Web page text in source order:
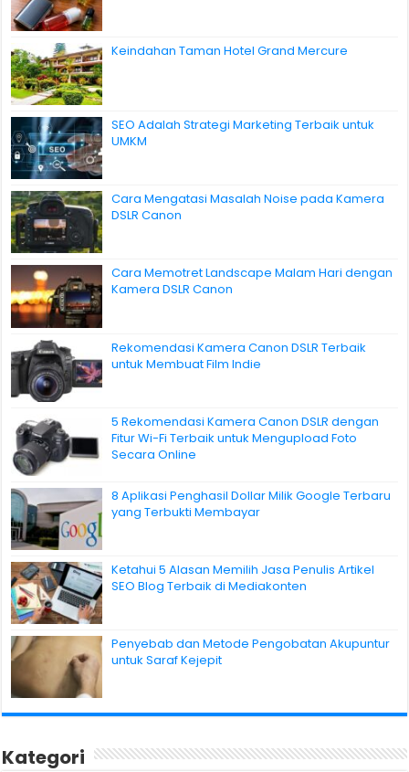
Keindahan Taman Hotel Grand Mercure
SEO Adalah Strategi Marketing Terbaik untuk
UMKM
Cara Mengatasi Masalah Noise pada Kamera
DSLR Canon
Cara Memotret Landscape Malam Hari dengan
Kamera DSLR Canon
Rekomendasi Kamera Canon DSLR Terbaik
untuk Membuat Film Indie
5 Rekomendasi Kamera Canon DSLR dengan
Fitur Wi-Fi Terbaik untuk Mengupload Foto
Secara Online
8 Aplikasi Penghasil Dollar Milik Google Terbaru
yang Terbukti Membayar
Ketahui 5 Alasan Memilih Jasa Penulis Artikel
SEO Blog Terbaik di Mediakonten
Penyebab dan Metode Pengobatan Akupuntur
untuk Saraf Kejepit
Kategori